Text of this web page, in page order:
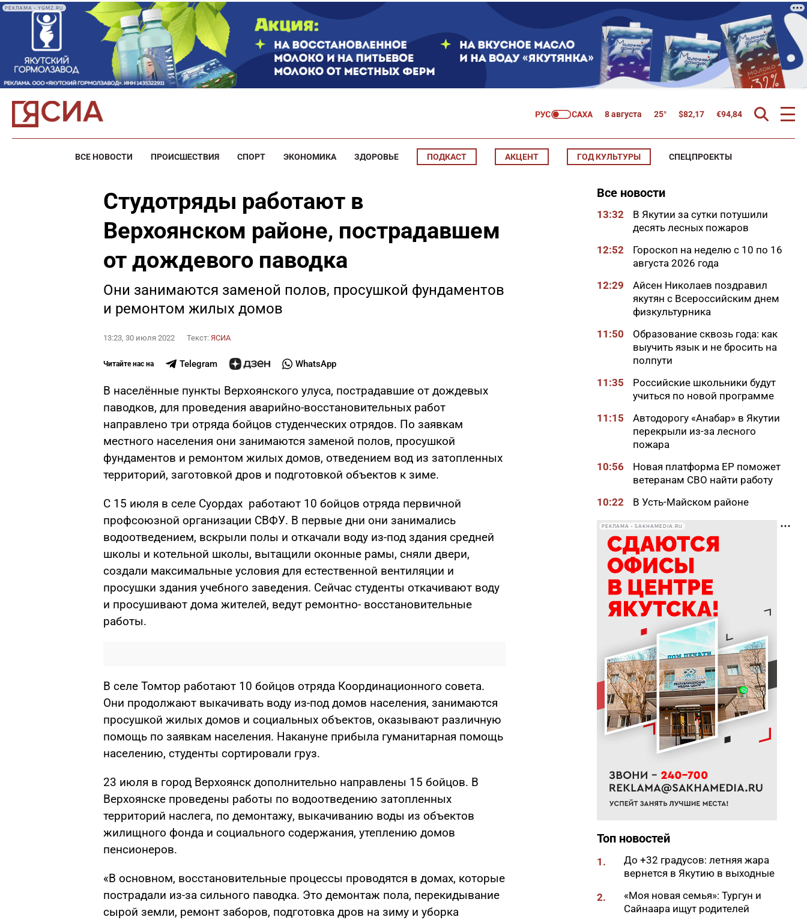
РЕКЛАМА • YGMZ.RU
8 августа 25° $82,17 €94,84
ВСЕ НОВОСТИ ПРОИСШЕСТВИЯ СПОРТ ЭКОНОМИКА ЗДОРОВЬЕ ПОДКАСТ АКЦЕНТ ГОД КУЛЬТУРЫ СПЕЦПРОЕКТЫ
Студотряды работают в
Верхоянском районе, пострадавшем
от дождевого паводка
Они занимаются заменой полов, просушкой фундаментов
и ремонтом жилых домов
13:23, 30 июля 2022 Текст: ЯСИА
Читайте нас на Telegram WhatsApp
В населённые пункты Верхоянского улуса, пострадавшие от дождевых
паводков, для проведения аварийно-восстановительных работ
направлено три отряда бойцов студенческих отрядов. По заявкам
местного населения они занимаются заменой полов, просушкой
фундаментов и ремонтом жилых домов, отведением вод из затопленных
территорий, заготовкой дров и подготовкой объектов к зиме.
С 15 июля в селе Суордах работают 10 бойцов отряда первичной
профсоюзной организации СВФУ. В первые дни они занимались
водоотведением, вскрыли полы и откачали воду из-под здания средней
школы и котельной школы, вытащили оконные рамы, сняли двери,
создали максимальные условия для естественной вентиляции и
просушки здания учебного заведения. Сейчас студенты откачивают воду
и просушивают дома жителей, ведут ремонтно- восстановительные
работы.
В селе Томтор работают 10 бойцов отряда Координационного совета.
Они продолжают выкачивать воду из-под домов населения, занимаются
просушкой жилых домов и социальных объектов, оказывают различную
помощь по заявкам населения. Накануне прибыла гуманитарная помощь
населению, студенты сортировали груз.
23 июля в город Верхоянск дополнительно направлены 15 бойцов. В
Верхоянске проведены работы по водоотведению затопленных
территорий наслега, по демонтажу, выкачиванию воды из объектов
жилищного фонда и социального содержания, утеплению домов
пенсионеров.
«В основном, восстановительные процессы проводятся в домах, которые
пострадали из-за сильного паводка. Это демонтаж пола, перекидывание
сырой земли, ремонт заборов, подготовка дров на зиму и уборка
Все новости
13:32
В Якутии за сутки потушили
десять лесных пожаров
12:52
Гороскоп на неделю с 10 по 16
августа 2026 года
12:29
Айсен Николаев поздравил
якутян с Всероссийским днем
физкультурника
11:50
Образование сквозь года: как
выучить язык и не бросить на
полпути
11:35
Российские школьники будут
учиться по новой программе
11:15
Автодорогу «Анабар» в Якутии
перекрыли из-за лесного
пожара
10:56
Новая платформа ЕР поможет
ветеранам СВО найти работу
10:22
В Усть-Майском районе
на 13 гектарах
10:01
Якутяне рассказали, что
считают главным подарком в
своей жизни
09:41
Сколько стоит, собрать
ребенка в школу на Дальнем
Востоке
09:20
В Якутии заготовлено 114
тысяч тонн сена и 200 тонн
сенажа
09:00
На Камчатке завершилась
парусная экспедиция из
Якутии
До +27 градусов прогреется
21:00
Деловая программа ВЭФ-2026
охватывает почти 70 сессий
получили за неделю
поддержку психологов Якутии
19:48
В Якутии определены
приоритеты развития
РЕКЛАМА • SAKHAMEDIA.RU
Топ новостей
1.
До +32 градусов: летняя жара
вернется в Якутию в выходные
2.
«Моя новая семья»: Тургун и
Сайнаара ищут родителей